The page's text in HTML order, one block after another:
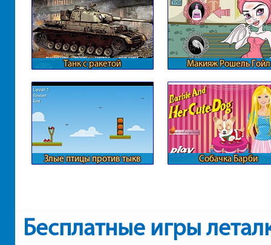
Танк с ракетой Макияж Рошель Гойл
Злые птицы против тыкв Собачка Барби
Бесплатные игры